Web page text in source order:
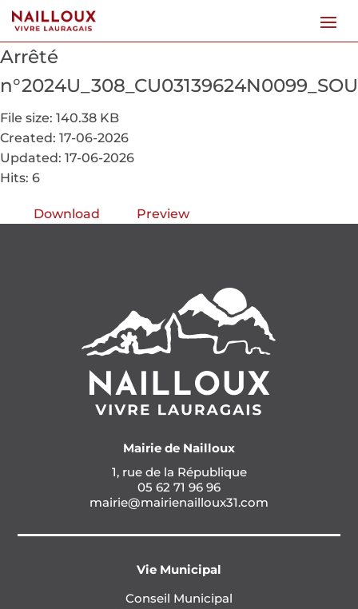
Arrêté
File size: 140.38 KB
Created: 17-06-2026
Updated: 17-06-2026
Hits: 6
Download Preview
Mairie de Nailloux
1, rue de la République
05 62 71 96 96
mairie@mairienailloux31.com
Vie Municipal
Conseil Municipal